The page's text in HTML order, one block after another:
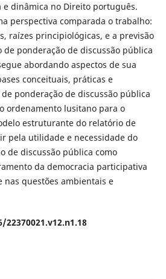
dinâmica no Direito português.
perspectiva comparada o trabalho:
raízes principiológicas, e a previsão
ponderação de discussão pública
abordando aspectos de sua
conceituais, práticas e
ponderação de discussão pública
ordenamento lusitano para o
estruturante do relatório de
pela utilidade e necessidade do
de discussão pública como
da democracia participativa
nas questões ambientais e
22370021.v12.n1.18